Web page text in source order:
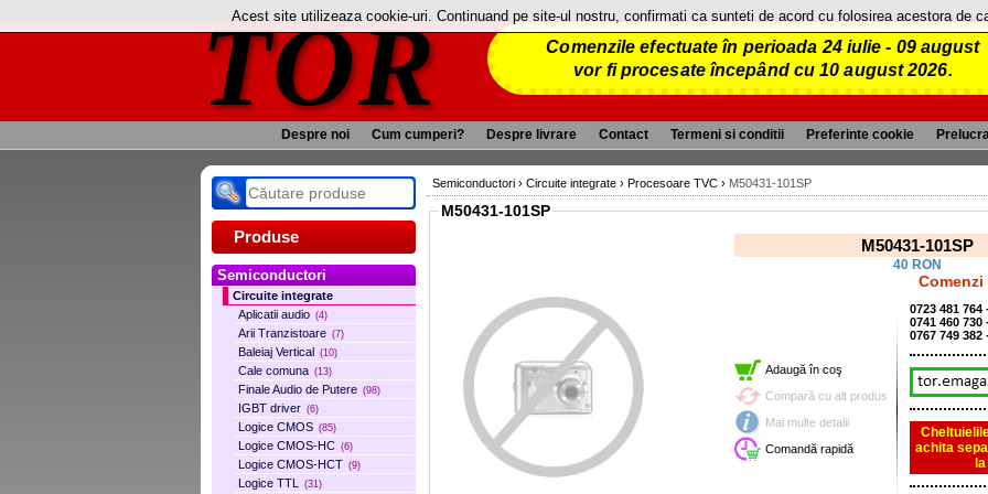
TOR
Comenzile efectuate în perioada 24 iulie - 09 august
vor fi procesate începând cu 10 august 2026.
Despre noi Cum cumperi? Despre livrare Contact Termeni si conditii Preferinte cookie
Produse
Semiconductori
Circuite integrate
Aplicatii audio (4)
Arii Tranzistoare (7)
Baleiaj Vertical (10)
Cale comuna (13)
Finale Audio de Putere (98)
IGBT driver (6)
Logice CMOS (85)
Logice CMOS-HC (6)
Logice CMOS-HCT (9)
Logice TTL (31)
Semiconductori › Circuite integrate › Procesoare TVC › M50431-101SP
M50431-101SP
M50431-101SP
40 RON
Adaugă în coş
Compară cu alt produs
Mai multe detalii
Comandă rapidă
0723 481
0741 460 730
0767 749 382
achita
Acest site utilizeaza cookie-uri. Continuand pe site-ul nostru, confirmati ca sunteti de acord cu folosirea acestora de